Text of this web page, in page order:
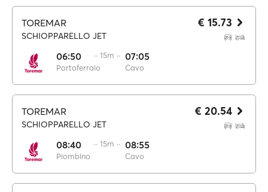
TOREMAR
SCHIOPPARELLO JET
06:50
Portoferraio
·· 15m ·· 07:05
Cavo
€ 15.73
TOREMAR
SCHIOPPARELLO JET
08:40
Piombino
·· 15m ·· 08:55
Cavo
€ 20.54